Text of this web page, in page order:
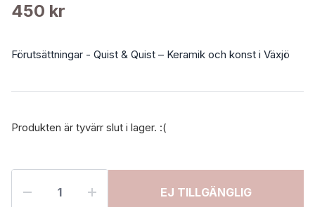
450 kr
Förutsättningar - Quist & Quist – Keramik och konst i Växjö
Produkten är tyvärr slut i lager. :(
EJ TILLGÄNGLIG